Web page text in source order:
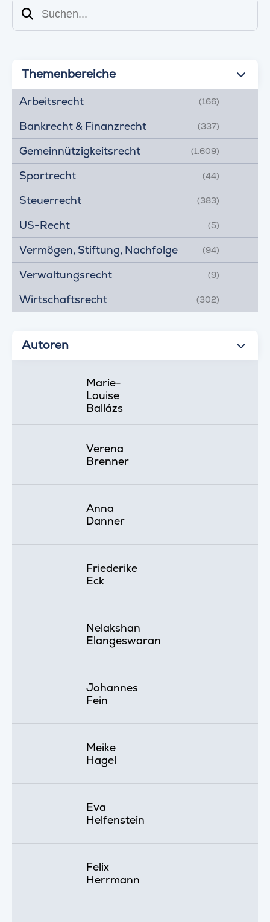
Suchen
Themenbereiche
Arbeitsrecht (166)
Bankrecht & Finanzrecht (337)
Gemeinnützigkeitsrecht (1.609)
Sportrecht (44)
Steuerrecht (383)
US-Recht (5)
Vermögen, Stiftung, Nachfolge (94)
Verwaltungsrecht (9)
Wirtschaftsrecht (302)
Autoren
Marie-
Louise
Ballázs
Verena
Brenner
Anna
Danner
Friederike
Eck
Nelakshan
Elangeswaran
Johannes
Fein
Meike
Hagel
Eva
Helfenstein
Felix
Herrmann